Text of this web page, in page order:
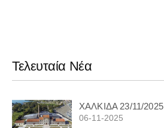
Τελευταία Νέα
ΧΑΛΚΙΔΑ 23/11/2025
06-11-2025